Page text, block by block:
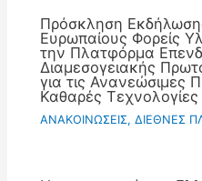
Πρόσκληση
Ευρωπαίους Φορείς
την Πλατφόρμα
Διαμεσογειακής
για τις Ανανεώσιμες
Καθαρές
ΑΝΑΚΟΙΝΩΣΕΙΣ,ΔΙΕΘΝΕΣ